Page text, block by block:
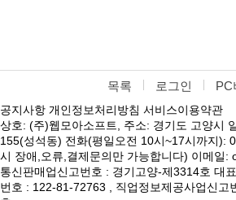
목록 로그인 PC
공지사항 개인정보처리방침 서비스이용약관
상호: (주)웹모아소프트, 주소: 경기도 고양시
155(성석동) 전화(평일오전 10시~17시까지):
시 장애,오류,결제문의만 가능합니다) 이메일:
통신판매업신고번호 : 경기고양-제3314호 대
번호 : 122-81-72763 , 직업정보제공사업신고